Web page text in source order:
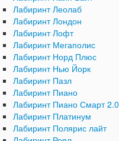
Лабиринт Леолаб
Лабиринт Лондон
Лабиринт Лофт
Лабиринт Мегаполис
Лабиринт Норд Плюс
Лабиринт Нью Йорк
Лабиринт Пазл
Лабиринт Пиано
Лабиринт Пиано Смарт 2.0
Лабиринт Платинум
Лабиринт Полярис лайт